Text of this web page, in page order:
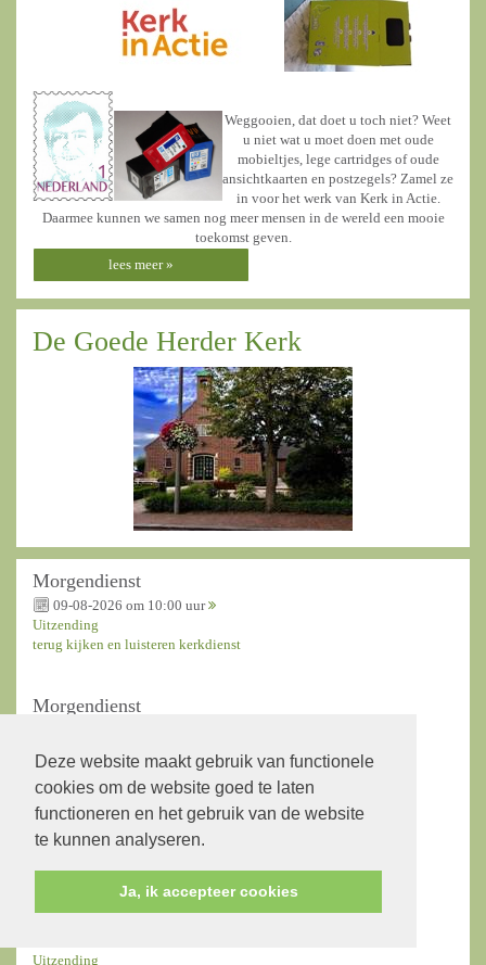
Deze website maakt gebruik van functionele
cookies om de website goed te laten
functioneren en het gebruik van de website
te kunnen analyseren.
Ja, ik accepteer cookies
Weggooien, dat doet u toch niet? Weet
u niet wat u moet doen met oude
mobieltjes, lege cartridges of oude
ansichtkaarten en postzegels? Zamel ze
in voor het werk van Kerk in Actie.
Daarmee kunnen we samen nog meer mensen in de wereld een mooie
toekomst geven.
lees meer »
De Goede Herder Kerk
Morgendienst
09-08-2026 om 10:00 uur
Uitzending
terug kijken en luisteren kerkdienst
Morgendienst
terug kijken en luisteren kerkdienst
Inloopochtend
19-08-2026 om 10.00 uur
Morgendienst
Uitzending